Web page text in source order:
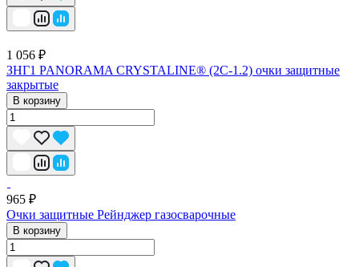
1 056 ₽
ЗНГ1 PANORAMA CRYSTALINE® (2C-1.2) очки защитные
закрытые
В корзину
965 ₽
Очки защитные Рейнджер газосварочные
В корзину